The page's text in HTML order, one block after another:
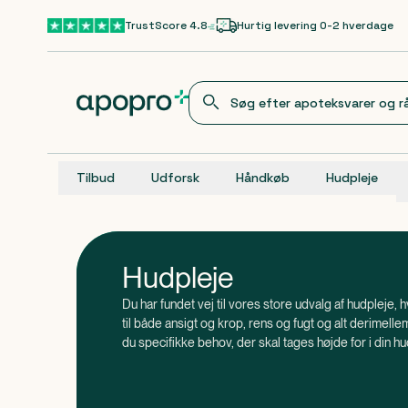
Gå til hovedindholdTrustScore 4.8 Hurtig levering 0-2 hverdage
Tilbud Udforsk Håndkøb Hudpleje
Hudpleje
Du har fundet vej til vores store udvalg af hudpleje,
til både ansigt og krop, rens og fugt og alt
du specifikke behov, der skal tages højde for i din